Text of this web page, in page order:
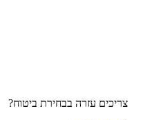
צריכים עזרה בבחירת ביטוח?